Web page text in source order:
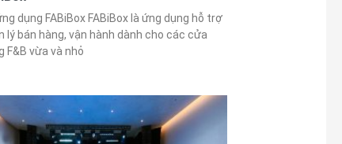
dụng FABiBox FABiBox là ứng dụng hỗ trợ
lý bán hàng, vận hành dành cho các cửa
F&B vừa và nhỏ